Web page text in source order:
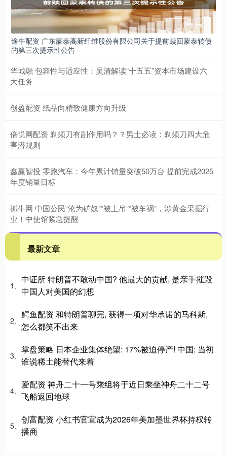
途牛配资 广东蒙泰高新纤维股份有限公司关于提前赎回蒙泰转债
的第三次提示性公告
华城融 包容性与适应性：吴清解读“十五五”资本市场建设六
大任务
创盈配资 纸品向精致健康方向升级
倍悦网配资 剃须刀有副作用吗？？男士必读：剃须刀四大危
害潜规则
鑫赢智投 零跑汽车：今年累计销量突破50万台 提前完成2025
年度销量目标
抓牛网 中国公民“沦为矿奴”“被上吊”“被车祸”，涉黄金采掘行
业！中使馆紧急提醒
最新文章
1、
中证所 特朗普不敢动中国? 他最大的贡献, 是亲手摧毁
中国人对美国的幻想
2、
鳄鱼配资 和特朗普聊完, 获得一项对华承诺的马科斯,
怎么都笑不出来
3、
掌盘策略 日本企业集体绝望: 17%被迫停产! 中国: 当初
谁说稀土能替代来着
4、
爱配资 神舟二十一号乘组将于近日乘坐神舟二十二号
飞船返回地球
5、
创富配资 小红书官宣成为2026年美加墨世界杯持权转
播商